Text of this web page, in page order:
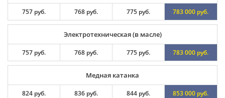
757 руб. 768 руб. 775 руб. 783 000 руб.
Электротехническая (в масле)
757 руб. 768 руб. 775 руб. 783 000 руб.
Медная катанка
824 руб. 836 руб. 844 руб. 853 000 руб.